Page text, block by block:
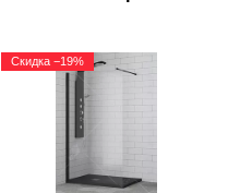
Скидка −19%